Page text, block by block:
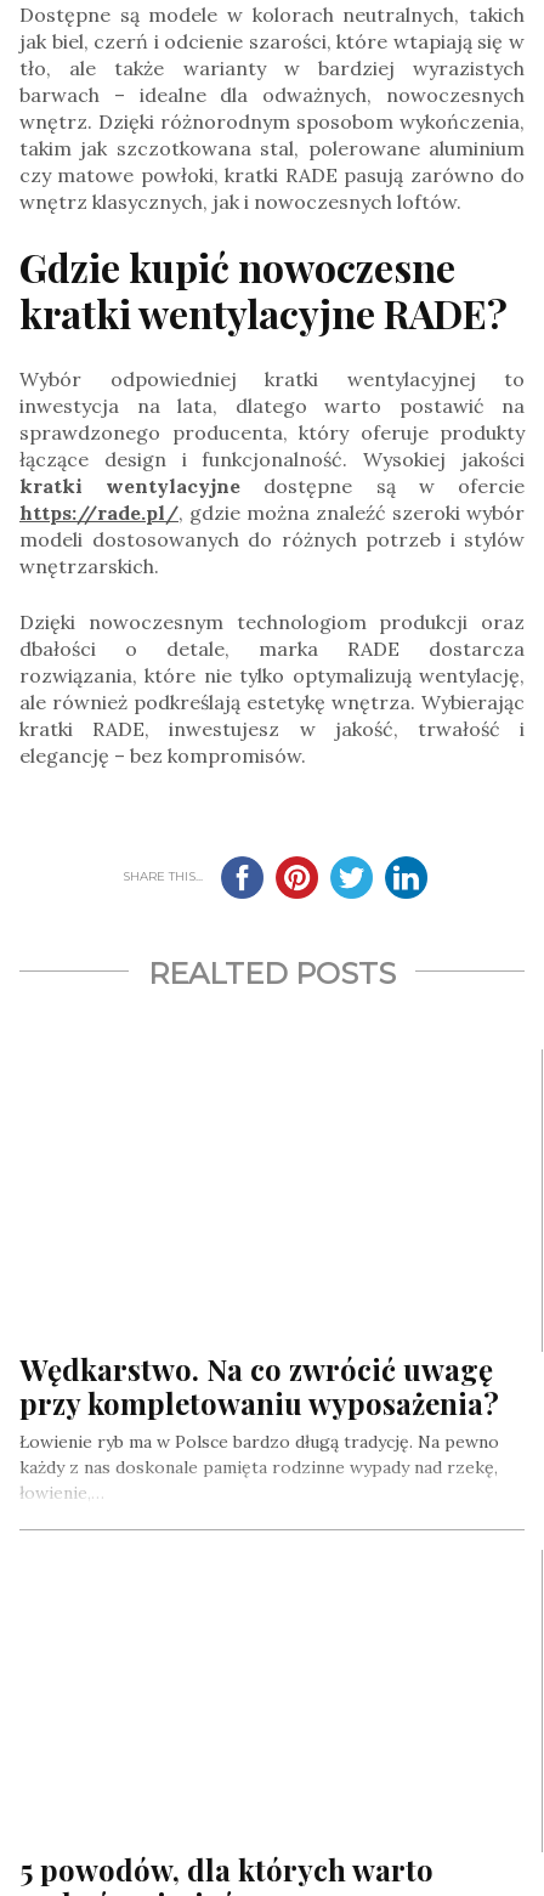
Dostępne są modele w kolorach neutralnych, takich
jak biel, czerń i odcienie szarości, które wtapiają się w
tło, ale także warianty w bardziej wyrazistych
barwach – idealne dla odważnych, nowoczesnych
wnętrz. Dzięki różnorodnym sposobom wykończenia,
takim jak szczotkowana stal, polerowane aluminium
czy matowe powłoki, kratki RADE pasują zarówno do
wnętrz klasycznych, jak i nowoczesnych loftów.
Gdzie kupić nowoczesne
kratki wentylacyjne RADE?
Wybór odpowiedniej kratki wentylacyjnej to
inwestycja na lata, dlatego warto postawić na
sprawdzonego producenta, który oferuje produkty
łączące design i funkcjonalność. Wysokiej jakości
kratki wentylacyjne dostępne są w ofercie
https://rade.pl/, gdzie można znaleźć szeroki wybór
modeli dostosowanych do różnych potrzeb i stylów
wnętrzarskich.
Dzięki nowoczesnym technologiom produkcji oraz
dbałości o detale, marka RADE dostarcza
rozwiązania, które nie tylko optymalizują wentylację,
ale również podkreślają estetykę wnętrza. Wybierając
kratki RADE, inwestujesz w jakość, trwałość i
elegancję – bez kompromisów.
SHARE THIS...
REALTED POSTS
Wędkarstwo. Na co zwrócić uwagę
przy kompletowaniu wyposażenia?
Łowienie ryb ma w Polsce bardzo długą tradycję. Na pewno
każdy z nas doskonale pamięta rodzinne wypady nad rzekę,
łowienie,…
5 powodów, dla których warto